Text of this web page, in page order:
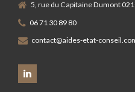
5, rue du Capitaine Dumont
06 71 30 89 80
contact@aides-etat-